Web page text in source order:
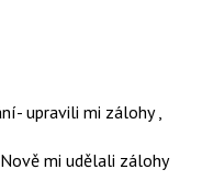
upravili mi zálohy ,
mi udělali zálohy